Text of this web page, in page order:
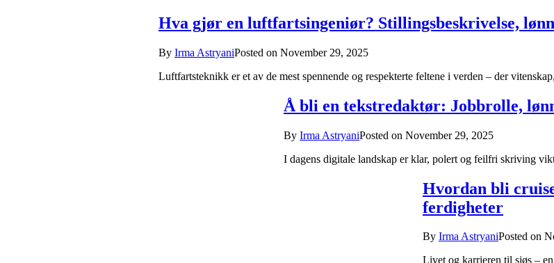
Hva gjør en luftfartsingeniør? Stillingsbeskrivelse,
By Irma AstryaniPosted on November 29, 2025
Luftfartsteknikk er et av de mest spennende og respekterte feltene i verden – der
Å bli en tekstredaktør: Jobbrolle,
By Irma AstryaniPosted on November 29, 2025
I dagens digitale landskap er klar, polert og feilfri skriving
Hvordan bli
ferdigheter
By Irma AstryaniPosted on
Livet og karrieren til sjøs –